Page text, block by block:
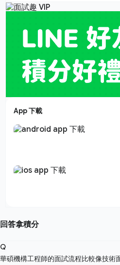
App 下載
回答拿積分
Q
華碩機構工程師的面試流程比較像技術